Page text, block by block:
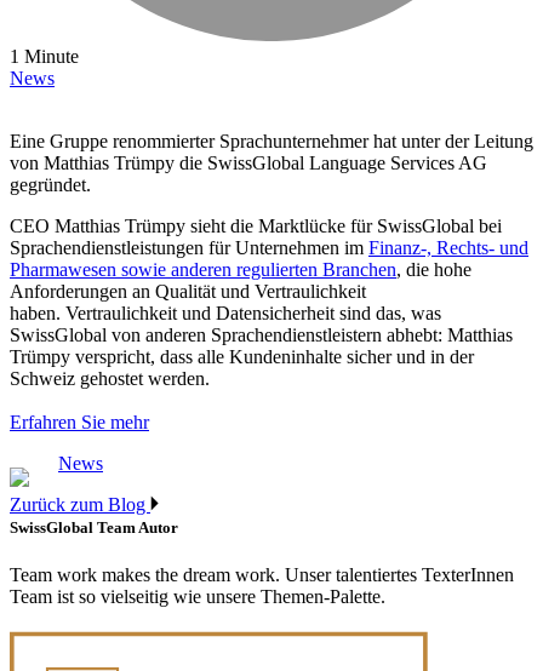
1 Minute
News
Eine Gruppe renommierter Sprachunternehmer hat unter der Leitung
von Matthias Trümpy die SwissGlobal Language Services AG
gegründet.
CEO Matthias Trümpy sieht die Marktlücke für SwissGlobal bei
Sprachendienstleistungen für Unternehmen im Finanz-, Rechts- und
Pharmawesen sowie anderen regulierten Branchen, die hohe
Anforderungen an Qualität und Vertraulichkeit
haben. Vertraulichkeit und Datensicherheit sind das, was
SwissGlobal von anderen Sprachendienstleistern abhebt: Matthias
Trümpy verspricht, dass alle Kundeninhalte sicher und in der
Schweiz gehostet werden.
Erfahren Sie mehr
News
Zurück zum Blog
SwissGlobal TeamAutor
Team work makes the dream work. Unser talentiertes TexterInnen
Team ist so vielseitig wie unsere Themen-Palette.